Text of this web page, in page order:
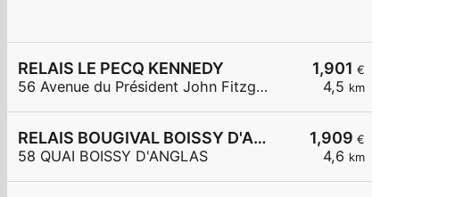
1,901 €
4,5 km
RELAIS LE PECQ KENNEDY
56 Avenue du Président John Fitzgerald Kennedy
1,909 €
4,6 km
RELAIS BOUGIVAL BOISSY D'ANGLAS
58 QUAI BOISSY D'ANGLAS